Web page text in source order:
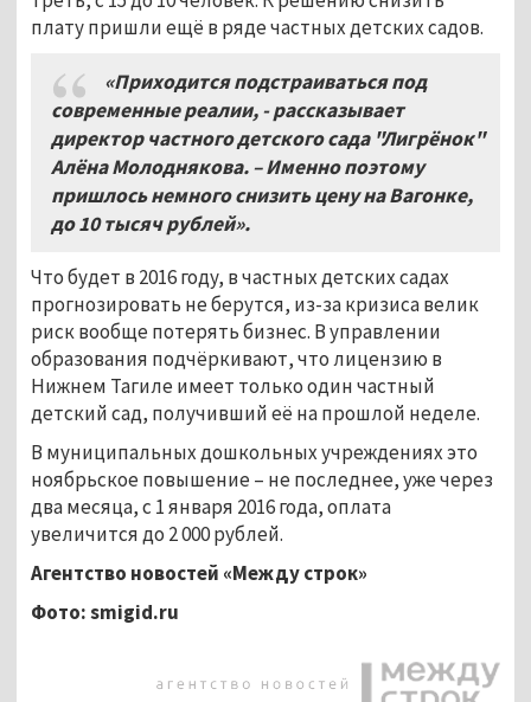
плату пришли ещё в ряде частных детских садов.
«Приходится подстраиваться под
современные реалии, - рассказывает
директор частного детского сада "Лигрёнок"
Алёна Молоднякова. – Именно поэтому
пришлось немного снизить цену на Вагонке,
до 10 тысяч рублей».
Что будет в 2016 году, в частных детских садах
прогнозировать не берутся, из-за кризиса велик
риск вообще потерять бизнес. В управлении
образования подчёркивают, что лицензию в
Нижнем Тагиле имеет только один частный
детский сад, получивший её на прошлой неделе.
В муниципальных дошкольных учреждениях это
ноябрьское повышение – не последнее, уже через
два месяца, с 1 января 2016 года, оплата
увеличится до 2 000 рублей.
Агентство новостей «Между строк»
Фото: smigid.ru